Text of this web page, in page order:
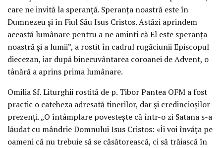
care ne invită la speranță. Speranța noastră este în
Dumnezeu și în Fiul Său Isus Cristos. Astăzi aprindem
această lumânare pentru a ne aminti că El este speranța
noastră și a lumii”, a rostit în cadrul rugăciunii Episcopul
diecezan, iar după binecuvântarea coroanei de Advent, o
tânără a aprins prima lumânare.
Omilia Sf. Liturghii rostită de p. Tibor Pantea OFM a fost
practic o cateheza adresată tinerilor, dar și credincioșilor
prezenți. „O întâmplare povestește că într-o zi Satana s-a
lăudat cu mândrie Domnului Isus Cristos: «Îi voi învăța pe
oameni că nu trebuie să se căsătorească, ci să trăiască în